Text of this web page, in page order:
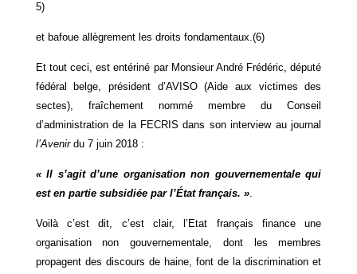
5)
et bafoue allègrement les droits fondamentaux.(6)
Et tout ceci, est entériné par Monsieur André Frédéric, député
fédéral belge, président d’AVISO (Aide aux victimes des
sectes), fraîchement nommé membre du Conseil
d’administration de la FECRIS dans son interview au journal
l’Avenirdu 7 juin 2018 :
« Il s’agit d’une organisation non gouvernementale qui
est en partie subsidiée par l’État français. ».
Voilà c’est dit, c’est clair, l’Etat français finance une
organisation non gouvernementale, dont les membres
propagent des discours de haine, font de la discrimination et